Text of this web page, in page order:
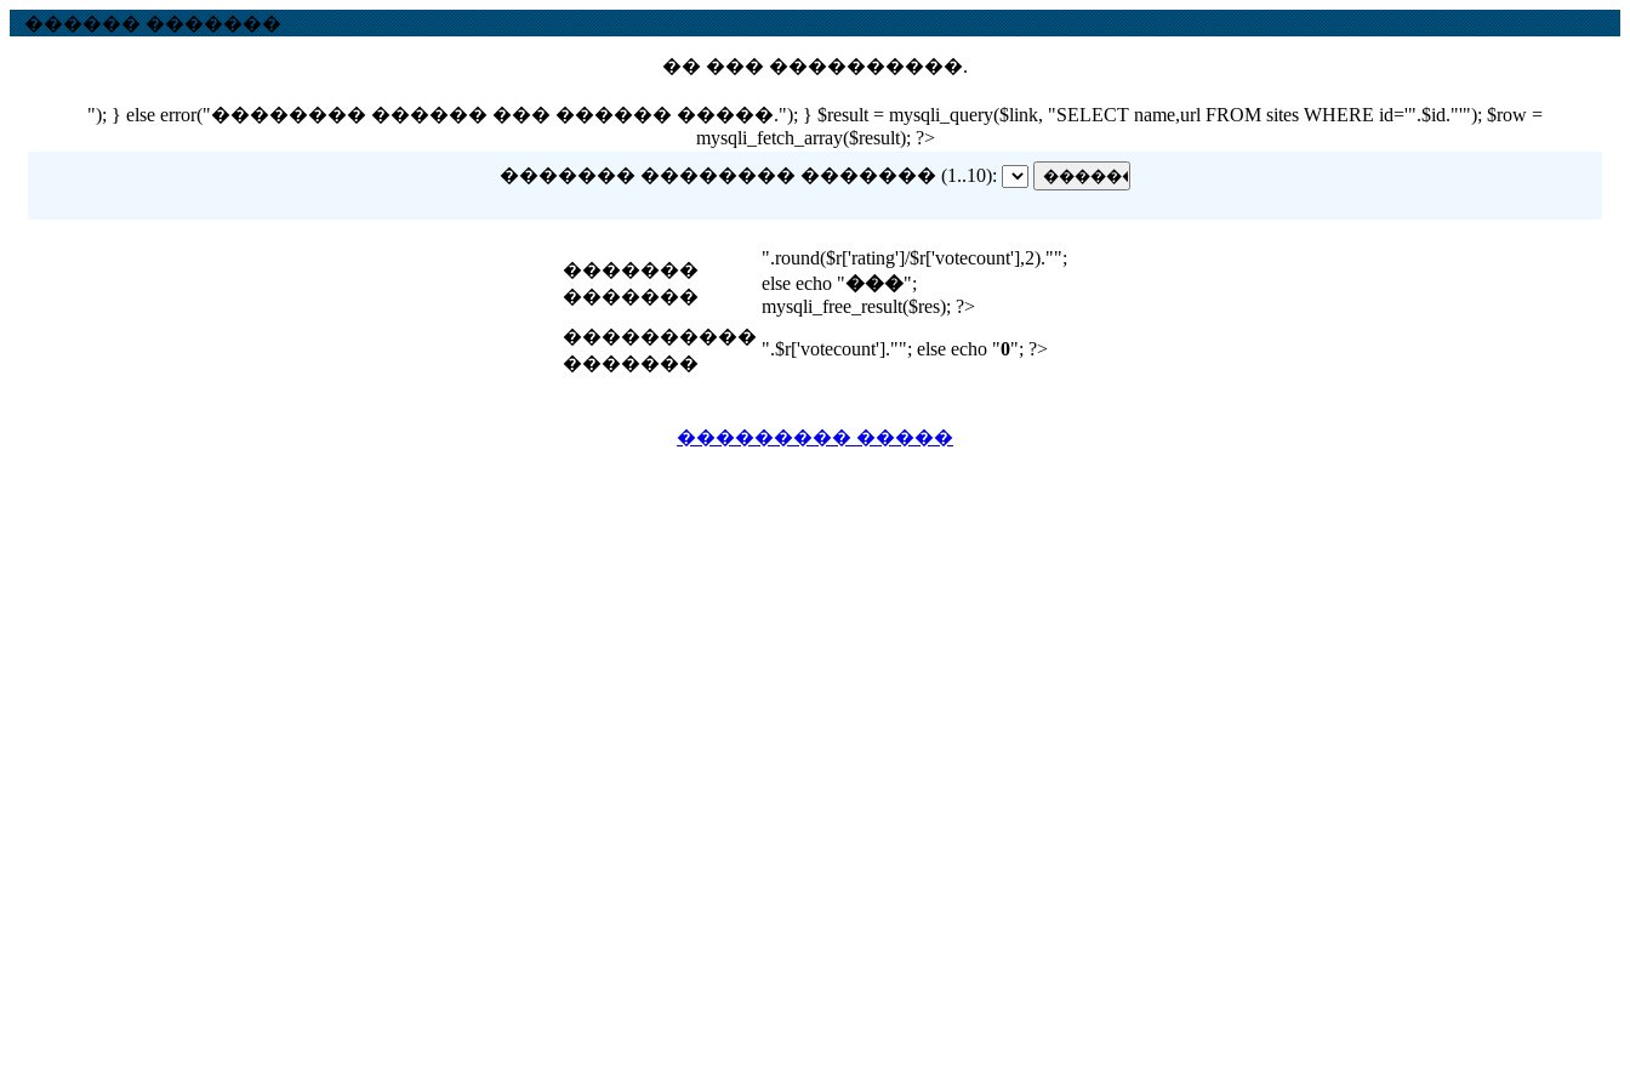
������ �������
�� ��� ����������.
"); } else error("�������� ������ ��� ������ �����."); } $result = mysqli_query($link, "SELECT name,url FROM sites WHERE id='".$id."'"); $row =
mysqli_fetch_array($result); ?>
������� �������� ������� (1..10):
�������
�������
".round($r['rating']/$r['votecount'],2)."";
else echo "���";
mysqli_free_result($res); ?>
����������
�������
".$r['votecount'].""; else echo "0"; ?>
��������� �����